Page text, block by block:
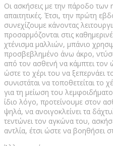
Οι ασκήσεις με την πάροδο των
απαιτητικές. Έτσι, την πρώτη
συνεχίζουμε κάνοντας
προσαρμόζονται στις
χτένισμα μαλλιών, μπάνιο
προσβεβλημένο άνω άκρο,
από τον ασθενή να κάμπτει
ώστε το χέρι του να ξεπερνάει
συνιστάται να τοποθετείται το
για τη μείωση του
ίδιο λόγο, προτείνουμε στον
ψηλά, να ανοιγοκλείνει τα
τεντώνει τον αγκώνα του,
αντλία, έτσι ώστε να βοηθήσει